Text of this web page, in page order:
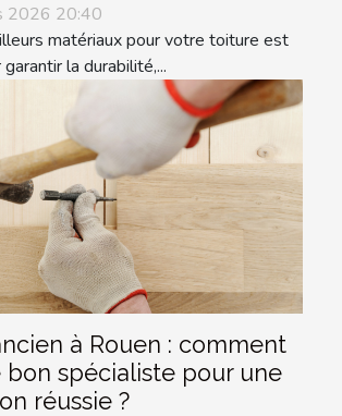
2026 20:40
matériaux pour votre toiture est
la durabilité,...
à Rouen : comment
spécialiste pour une
réussie ?